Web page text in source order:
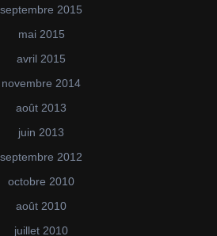
septembre 2015
mai 2015
avril 2015
novembre 2014
août 2013
juin 2013
septembre 2012
octobre 2010
août 2010
juillet 2010